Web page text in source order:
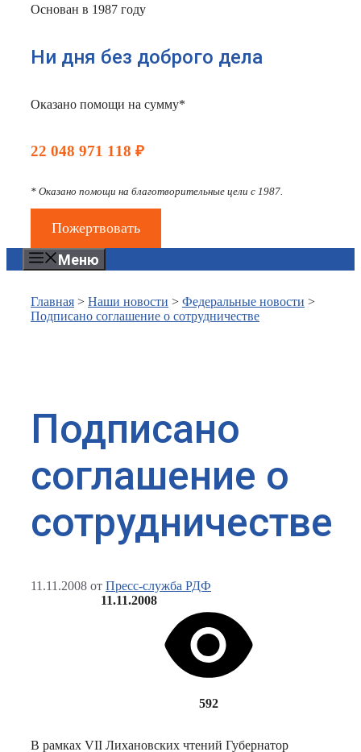
Основан в 1987 году
Ни дня без доброго дела
Оказано помощи на сумму*
22 048 971 118 ₽
* Оказано помощи на благотворительные цели с 1987.
Пожертвовать
Меню
Главная > Наши новости > Федеральные новости >
Подписано соглашение о сотрудничестве
Подписано
соглашение о
сотрудничестве
11.11.2008 от Пресс-служба РДФ
11.11.2008
592
В рамках VII Лихановских чтений Губернатор